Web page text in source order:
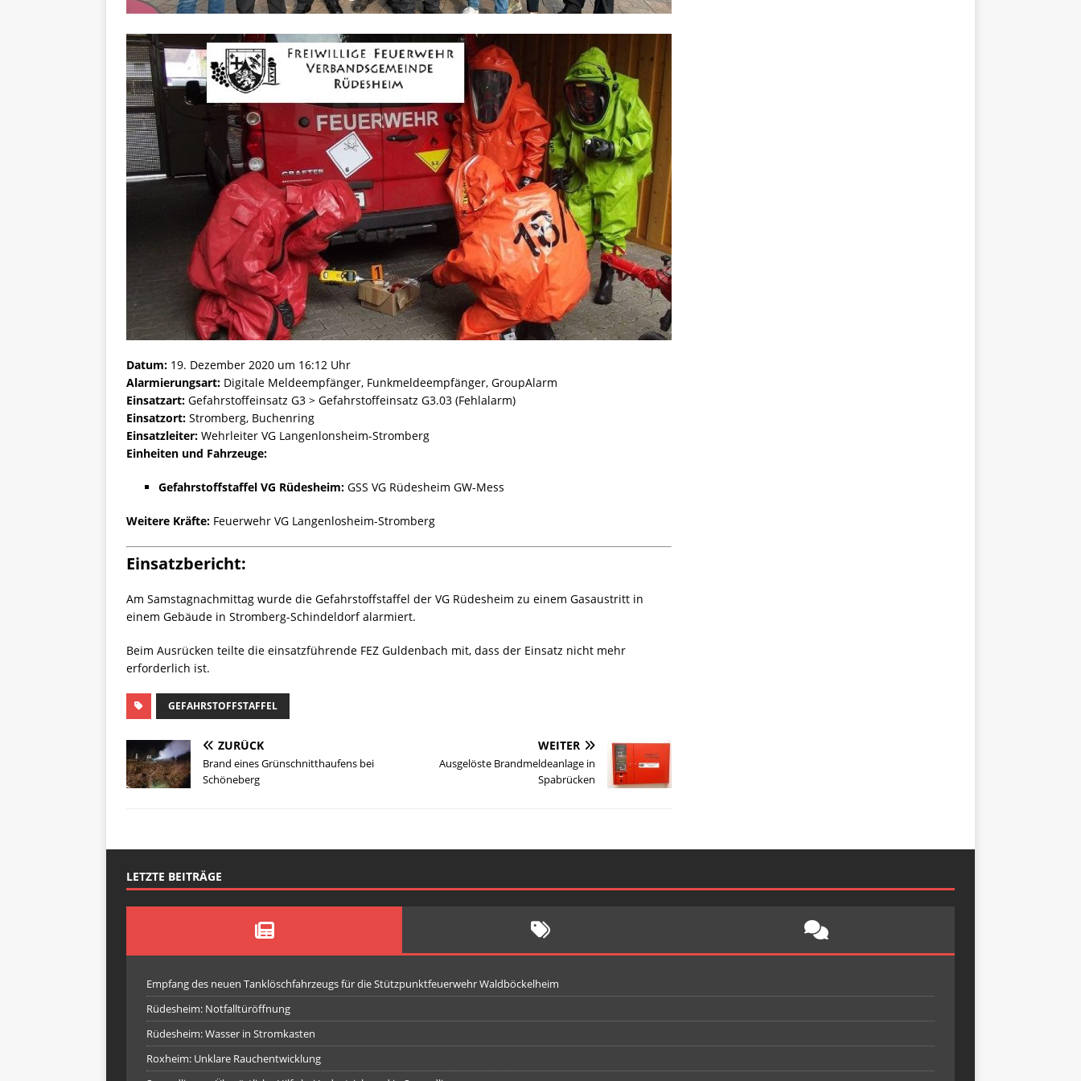
Datum: 19. Dezember 2020 um 16:12 Uhr
Alarmierungsart: Digitale Meldeempfänger, Funkmeldeempfänger, GroupAlarm
Einsatzart: Gefahrstoffeinsatz G3 > Gefahrstoffeinsatz G3.03 (Fehlalarm)
Einsatzort: Stromberg, Buchenring
Einsatzleiter: Wehrleiter VG Langenlonsheim-Stromberg
Einheiten und Fahrzeuge:
Gefahrstoffstaffel VG Rüdesheim: GSS VG Rüdesheim GW-Mess
Weitere Kräfte: Feuerwehr VG Langenlosheim-Stromberg
Einsatzbericht:
Am Samstagnachmittag wurde die Gefahrstoffstaffel der VG Rüdesheim zu einem Gasaustritt in
einem Gebäude in Stromberg-Schindeldorf alarmiert.
Beim Ausrücken teilte die einsatzführende FEZ Guldenbach mit, dass der Einsatz nicht mehr
erforderlich ist.
GEFAHRSTOFFSTAFFEL
ZURÜCK
Brand eines Grünschnitthaufens bei
Schöneberg
WEITER
Ausgelöste Brandmeldeanlage in
Spabrücken
LETZTE BEITRÄGE
Empfang des neuen Tanklöschfahrzeugs für die Stützpunktfeuerwehr Waldböckelheim
Rüdesheim: Notfalltüröffnung
Rüdesheim: Wasser in Stromkasten
Roxheim: Unklare Rauchentwicklung